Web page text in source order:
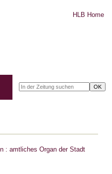
HLB Home
: amtliches Organ der Stadt